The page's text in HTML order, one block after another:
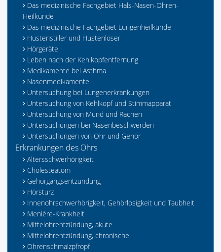
Das medizinische Fachgebiet Hals-Nasen-Ohren-
Heilkunde
Das medizinische Fachgebiet Lungenheilkunde
Hustenstiller und Hustenlöser
Hörgeräte
Leben nach der Kehlkopfentfernung
Medikamente bei Asthma
Nasenmedikamente
Untersuchung bei Lungenerkrankungen
Untersuchung von Kehlkopf und Stimmapparat
Untersuchung von Mund und Rachen
Untersuchungen bei Nasenbeschwerden
Untersuchungen von Ohr und Gehör
Erkrankungen des Ohrs
Altersschwerhörigkeit
Cholesteatom
Gehörgangsentzündung
Hörsturz
Innenohrschwerhörigkeit, Gehörlosigkeit und Taubheit
Menière-Krankheit
Mittelohrentzündung, akute
Mittelohrentzündung, chronische
Ohrenschmalzpfropf